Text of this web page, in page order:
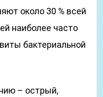
около 30 % всей
наиболее часто
бактериальной
– острый,